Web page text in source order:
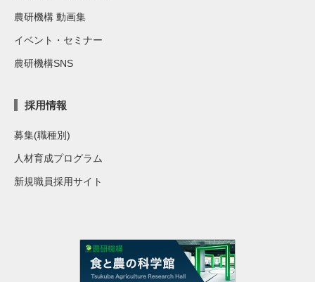
農研機構 動画集
イベント・セミナー
農研機構SNS
採用情報
募集(職種別)
人材育成プログラム
新規職員採用サイト